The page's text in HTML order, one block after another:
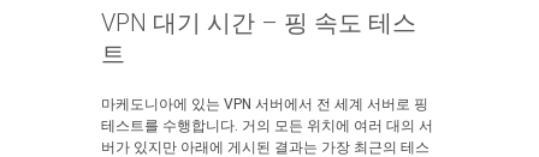
VPN 대기 시간 – 핑 속도 테스
트
마케도니아에 있는 VPN 서버에서 전 세계 서버로 핑
테스트를 수행합니다. 거의 모든 위치에 여러 대의 서
버가 있지만 아래에 게시된 결과는 가장 최근의 테스